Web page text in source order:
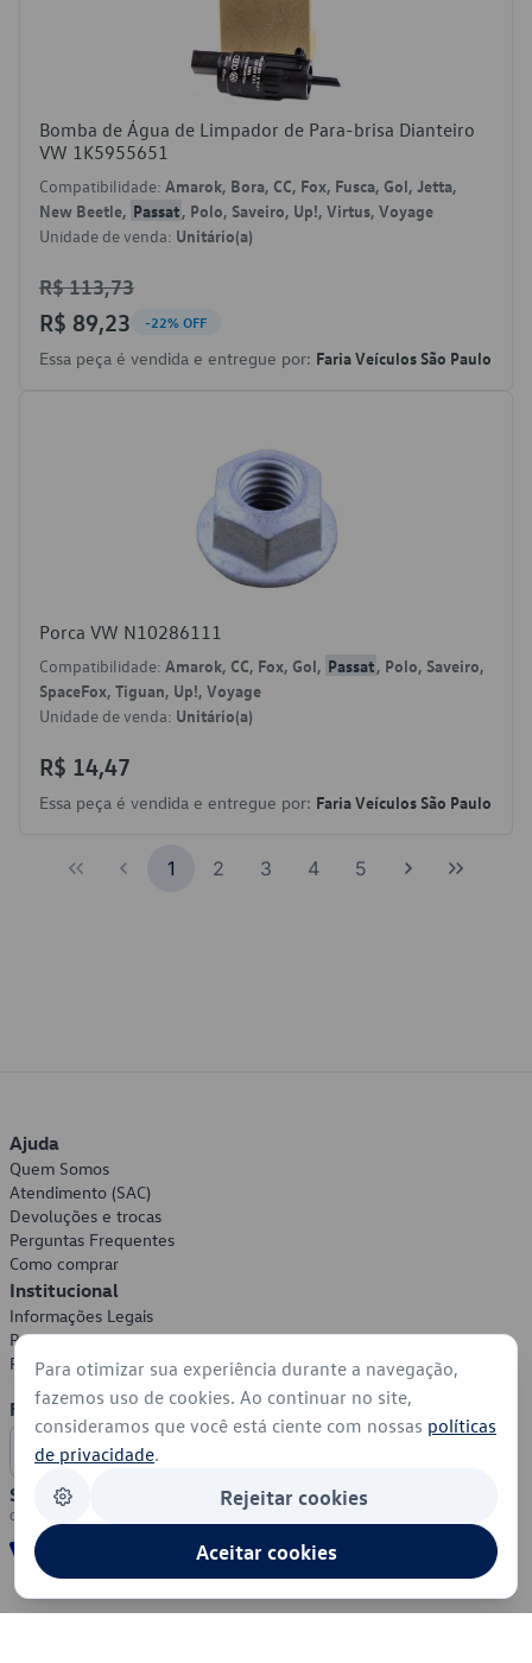
Bomba de Água de Limpador de Para-brisa Dianteiro
VW 1K5955651
Compatibilidade: Amarok, Bora, CC, Fox, Fusca, Gol, Jetta,
New Beetle, Passat, Polo, Saveiro, Up!, Virtus, Voyage
Unidade de venda: Unitário(a)
R$ 113,73
R$ 89,23 -22% OFF
Essa peça é vendida e entregue por: Faria Veículos São Paulo
Porca VW N10286111
Compatibilidade: Amarok, CC, Fox, Gol, Passat, Polo, Saveiro,
SpaceFox, Tiguan, Up!, Voyage
Unidade de venda: Unitário(a)
R$ 14,47
Essa peça é vendida e entregue por: Faria Veículos São Paulo
1 2 3 4 5
Ajuda
Quem Somos
Atendimento (SAC)
Devoluções e trocas
Perguntas Frequentes
Como comprar
Institucional
Informações Legais
Política de Privacidade
Política de Cookies
Formas de Pagamento
Segurança
Para otimizar sua experiência durante a navegação,
fazemos uso de cookies. Ao continuar no site,
consideramos que você está ciente com nossas políticas
de privacidade.
Rejeitar cookies
Aceitar cookies